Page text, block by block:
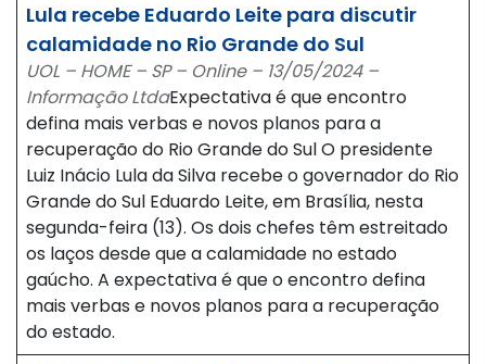
Lula recebe Eduardo Leite para discutir
calamidade no Rio Grande do Sul
UOL – HOME – SP – Online – 13/05/2024 –
Informação LtdaExpectativa é que encontro
defina mais verbas e novos planos para a
recuperação do Rio Grande do Sul O presidente
Luiz Inácio Lula da Silva recebe o governador do Rio
Grande do Sul Eduardo Leite, em Brasília, nesta
segunda-feira (13). Os dois chefes têm estreitado
os laços desde que a calamidade no estado
gaúcho. A expectativa é que o encontro defina
mais verbas e novos planos para a recuperação
do estado.